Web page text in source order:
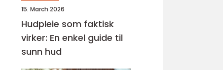
15. March 2026
Hudpleie som faktisk
virker: En enkel guide til
sunn hud